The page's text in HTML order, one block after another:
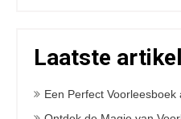
Laatste
Een Perfect Voorleesboek